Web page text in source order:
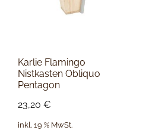
Karlie Flamingo
Nistkasten Obliquo
Pentagon
23,20 €
inkl. 19 % MwSt.